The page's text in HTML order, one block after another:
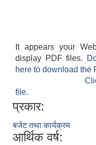
It appears your
display PDF files.
here to download the
file.
प्रकार:
बजेट तथा कार्यक्रम
आर्थिक वर्ष: